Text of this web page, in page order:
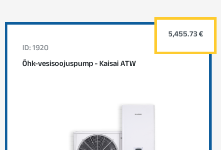
ID: 1920
Õhk-vesisoojuspump - Kaisai ATW
5,455.73 €